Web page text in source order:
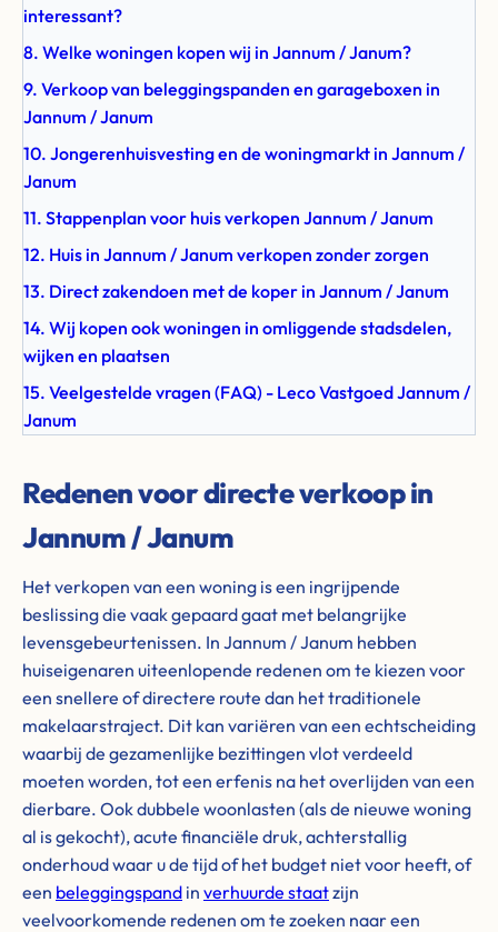
interessant?
8. Welke woningen kopen wij in Jannum / Janum?
9. Verkoop van beleggingspanden en garageboxen in
Jannum / Janum
10. Jongerenhuisvesting en de woningmarkt in Jannum /
Janum
11. Stappenplan voor huis verkopen Jannum / Janum
12. Huis in Jannum / Janum verkopen zonder zorgen
13. Direct zakendoen met de koper in Jannum / Janum
14. Wij kopen ook woningen in omliggende stadsdelen,
wijken en plaatsen
15. Veelgestelde vragen (FAQ) - Leco Vastgoed Jannum /
Janum
Redenen voor directe verkoop in
Jannum / Janum
Het verkopen van een woning is een ingrijpende
beslissing die vaak gepaard gaat met belangrijke
levensgebeurtenissen. In Jannum / Janum hebben
huiseigenaren uiteenlopende redenen om te kiezen voor
een snellere of directere route dan het traditionele
makelaarstraject. Dit kan variëren van een echtscheiding
waarbij de gezamenlijke bezittingen vlot verdeeld
moeten worden, tot een erfenis na het overlijden van een
dierbare. Ook dubbele woonlasten (als de nieuwe woning
al is gekocht), acute financiële druk, achterstallig
onderhoud waar u de tijd of het budget niet voor heeft, of
een beleggingspand in verhuurde staatzijn
veelvoorkomende redenen om te zoeken naar een